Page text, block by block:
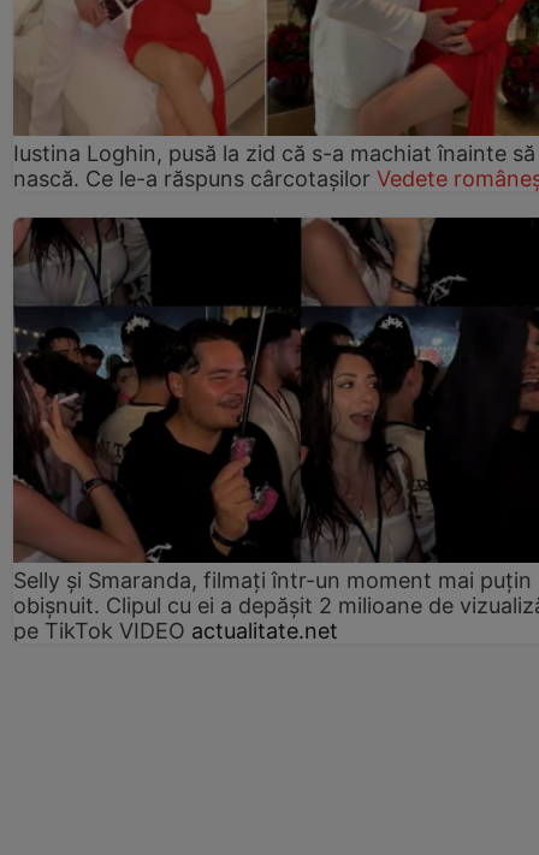
Iustina Loghin, pusă la zid că s-a machiat înainte să
nască. Ce le-a răspuns cârcotașilor Vedete
Selly și Smaranda, filmați într-un moment mai puțin
obișnuit. Clipul cu ei a depășit 2 milioane de
pe TikTok VIDEO actualitate.net